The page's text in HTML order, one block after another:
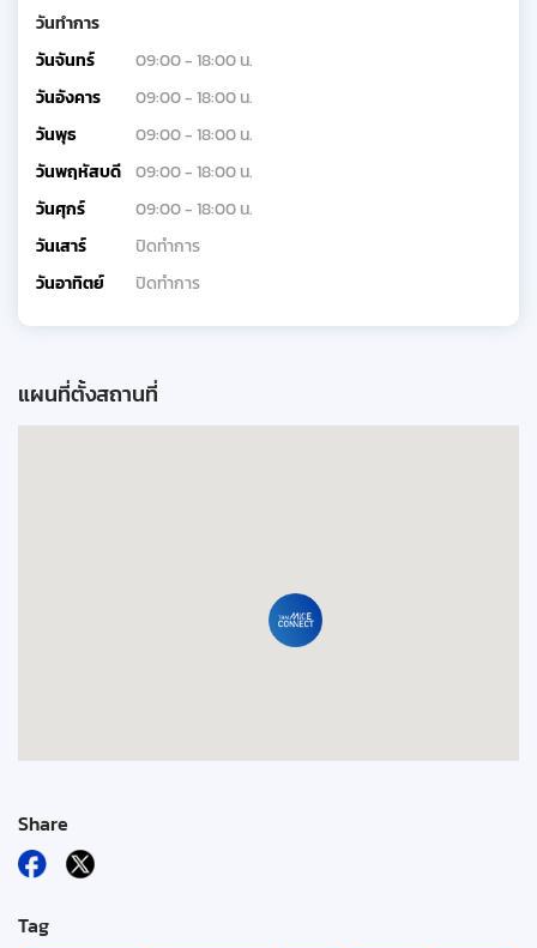
วันทำการ
วันจันทร์
09:00 - 18:00 น.
วันอังคาร
09:00 - 18:00 น.
วันพุธ
09:00 - 18:00 น.
วันพฤหัสบดี 09:00 - 18:00 น.
วันศุกร์
09:00 - 18:00 น.
วันเสาร์
ปิดทำการ
วันอาทิตย์
ปิดทำการ
แผนที่ตั้งสถานที่
Share
Tag